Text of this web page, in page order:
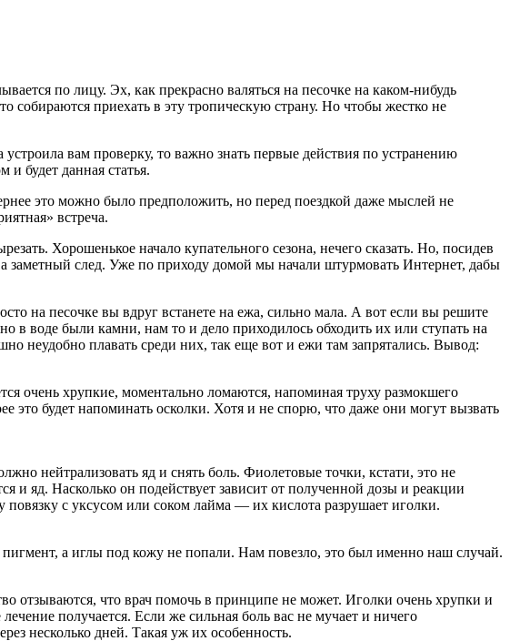
по лицу. Эх, как прекрасно валяться на песочке на каком-нибудь
собираются приехать в эту тропическую страну. Но чтобы жестко не
вам проверку, то важно знать первые действия по устранению
и будет данная статья.
это можно было предположить, но перед поездкой даже мыслей не
встреча.
Хорошенькое начало купательного сезона, нечего сказать. Но, посидев
заметный след. Уже по приходу домой мы начали штурмовать Интернет, дабы
на песочке вы вдруг встанете на ежа, сильно мала. А вот если вы решите
в воде были камни, нам то и дело приходилось обходить их или ступать на
неудобно плавать среди них, так еще вот и ежи там запрятались. Вывод:
очень хрупкие, моментально ломаются, напоминая труху размокшего
это будет напоминать осколки. Хотя и не спорю, что даже они могут вызвать
нейтрализовать яд и снять боль. Фиолетовые точки, кстати, это не
и яд. Насколько он подействует зависит от полученной дозы и реакции
с уксусом или соком лайма — их кислота разрушает иголки.
пигмент, а иглы под кожу не попали. Нам повезло, это был именно наш случай.
отзываются, что врач помочь в принципе не может. Иголки очень хрупки и
получается. Если же сильная боль вас не мучает и ничего
несколько дней. Такая уж их особенность.